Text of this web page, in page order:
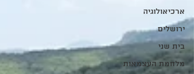
ארכיאולוגיה
ירושלים
בית שני
מלחמת העצמאות